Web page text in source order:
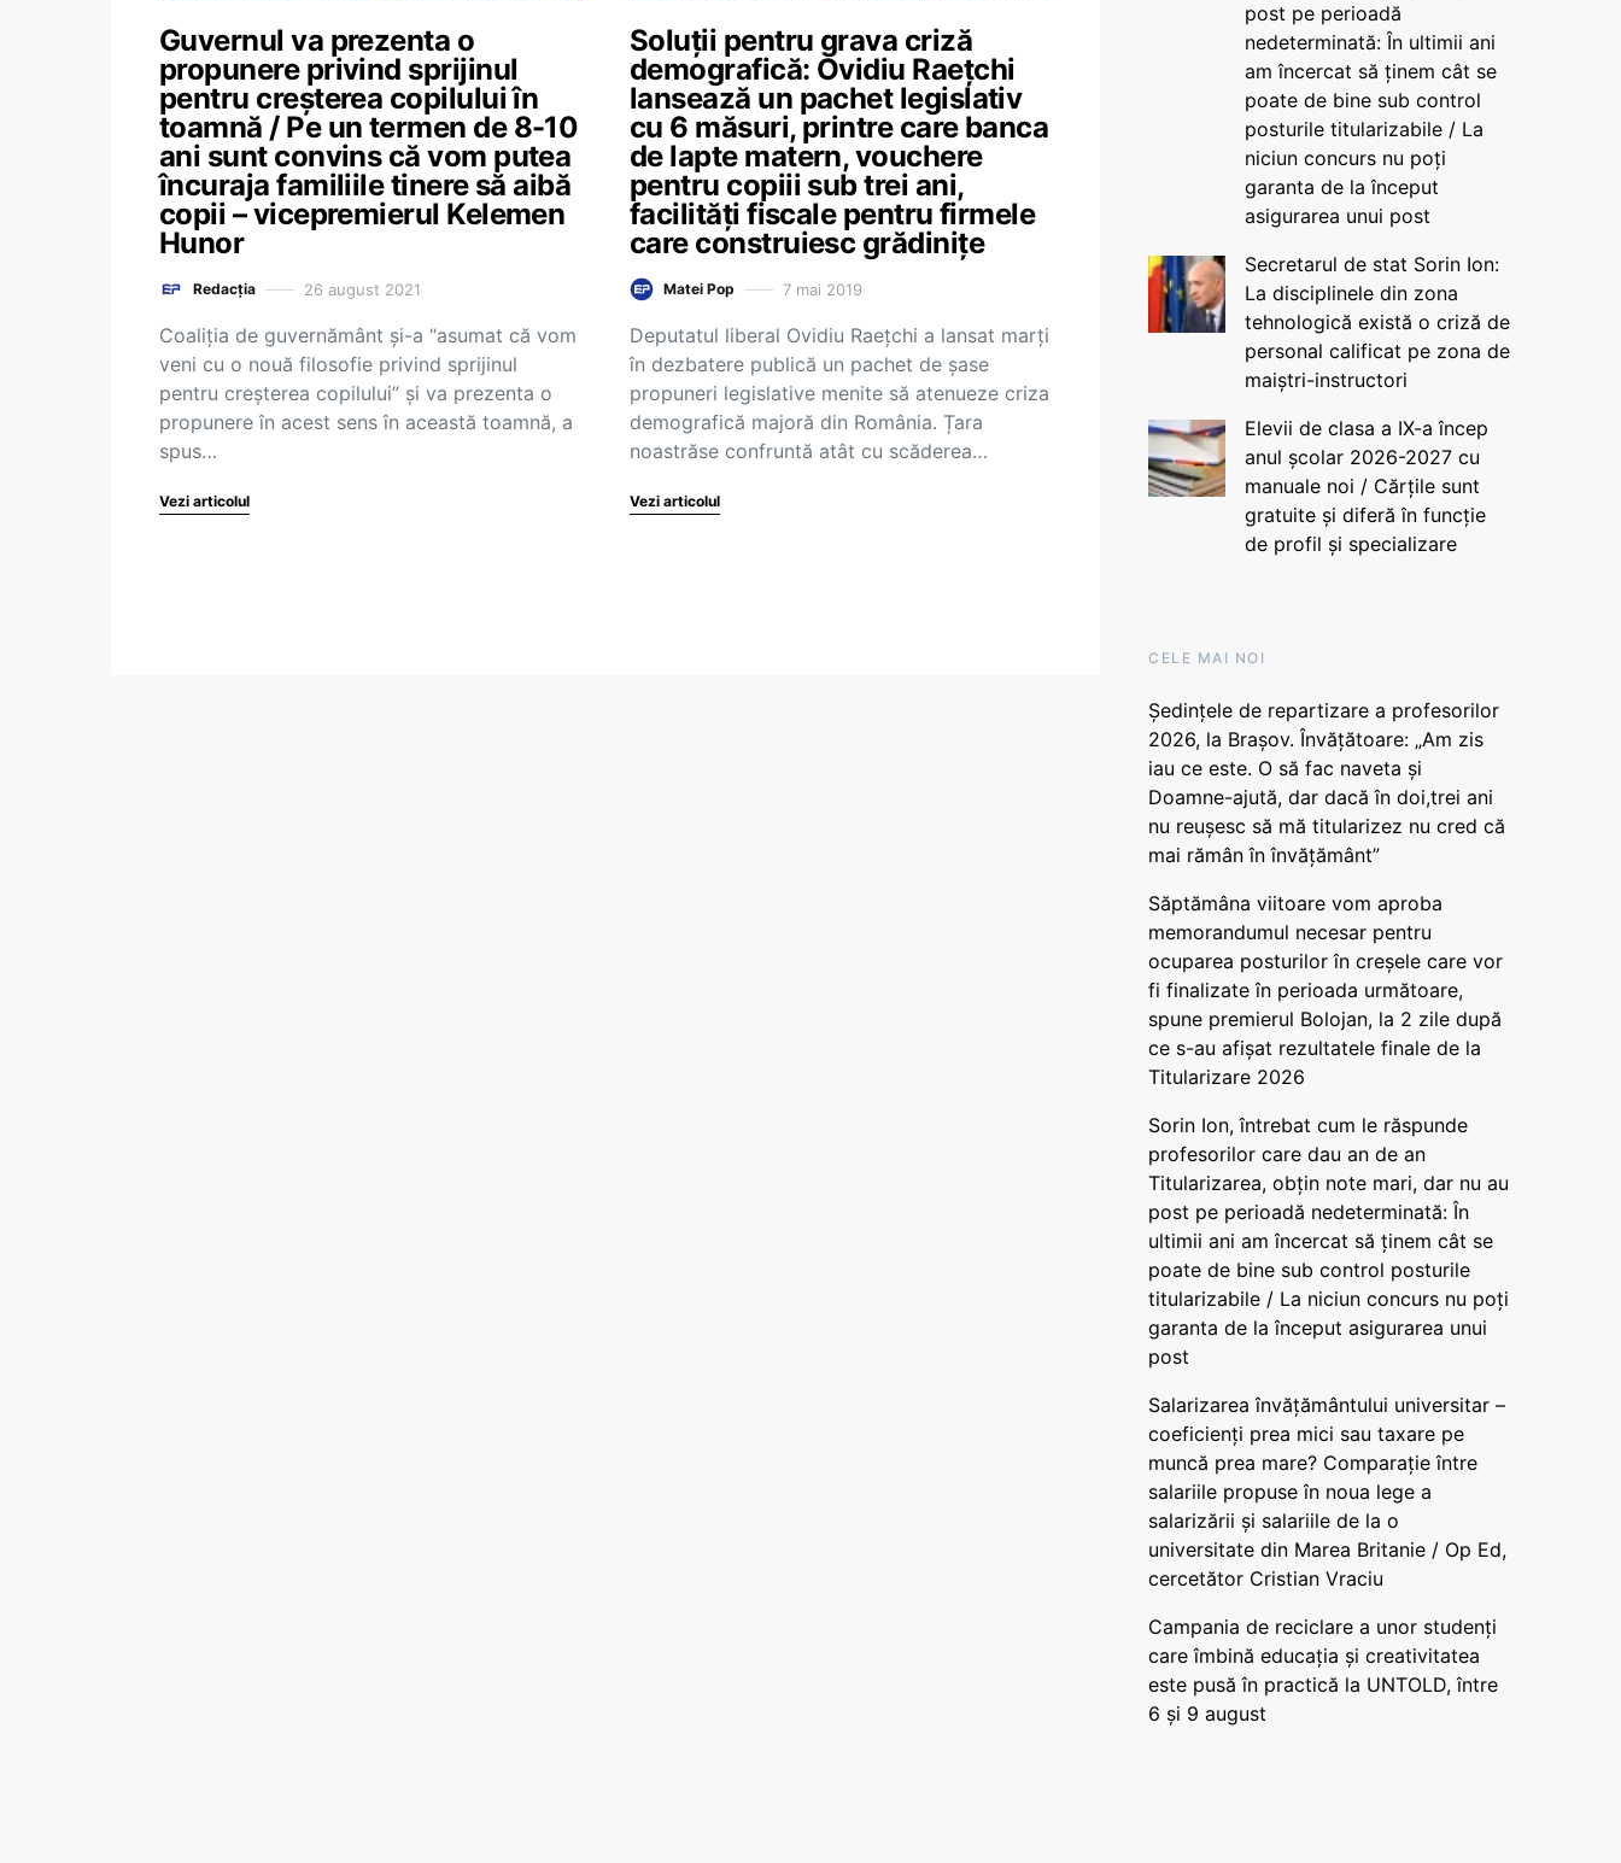
Guvernul va prezenta o
propunere privind sprijinul
pentru creșterea copilului în
toamnă / Pe un termen de 8-10
ani sunt convins că vom putea
încuraja familiile tinere să aibă
copii – vicepremierul Kelemen
Hunor
Redacția 26 august 2021
Coaliția de guvernământ și-a “asumat că vom
veni cu o nouă filosofie privind sprijinul
pentru creșterea copilului” și va prezenta o
propunere în acest sens în această toamnă, a
spus…
Vezi articolul
Soluții pentru grava criză
demografică: Ovidiu Raețchi
lansează un pachet legislativ
cu 6 măsuri, printre care banca
de lapte matern, vouchere
pentru copiii sub trei ani,
facilități fiscale pentru firmele
care construiesc grădinițe
Matei Pop 7 mai 2019
Deputatul liberal Ovidiu Raețchi a lansat marți
în dezbatere publică un pachet de șase
propuneri legislative menite să atenueze criza
demografică majoră din România. Țara
noastrăse confruntă atât cu scăderea…
Vezi articolul
post pe perioadă
nedeterminată: În ultimii ani
am încercat să ținem cât se
poate de bine sub control
posturile titularizabile / La
niciun concurs nu poți
garanta de la început
asigurarea unui post
Secretarul de stat Sorin Ion:
La disciplinele din zona
tehnologică există o criză de
personal calificat pe zona de
maiștri-instructori
Elevii de clasa a IX-a încep
anul școlar 2026-2027 cu
manuale noi / Cărțile sunt
gratuite și diferă în funcție
de profil și specializare
CELE MAI NOI
Ședințele de repartizare a profesorilor
2026, la Brașov. Învățătoare: „Am zis
iau ce este. O să fac naveta și
Doamne-ajută, dar dacă în doi,trei ani
nu reușesc să mă titularizez nu cred că
mai rămân în învățământ”
Săptămâna viitoare vom aproba
memorandumul necesar pentru
ocuparea posturilor în creșele care vor
fi finalizate în perioada următoare,
spune premierul Bolojan, la 2 zile după
ce s-au afișat rezultatele finale de la
Titularizare 2026
Sorin Ion, întrebat cum le răspunde
profesorilor care dau an de an
Titularizarea, obțin note mari, dar nu au
post pe perioadă nedeterminată: În
ultimii ani am încercat să ținem cât se
poate de bine sub control posturile
titularizabile / La niciun concurs nu poți
garanta de la început asigurarea unui
post
Salarizarea învățământului universitar –
coeficienți prea mici sau taxare pe
muncă prea mare? Comparație între
salariile propuse în noua lege a
salarizării și salariile de la o
universitate din Marea Britanie / Op Ed,
cercetător Cristian Vraciu
Campania de reciclare a unor studenți
care îmbină educația și creativitatea
este pusă în practică la UNTOLD, între
6 și 9 august